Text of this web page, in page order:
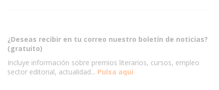
¿Deseas recibir en tu correo nuestro boletín de noticias?
(gratuito)
Incluye información sobre premios literarios, cursos, empleo
sector editorial, actualidad... Pulsa aqui